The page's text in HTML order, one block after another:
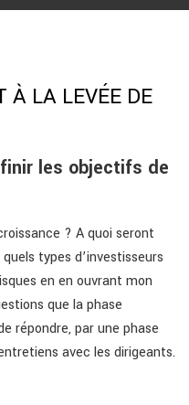
À LA LEVÉE DE
les objectifs de
? A quoi seront
types d’investisseurs
en en ouvrant mon
que la phase
répondre, par une phase
avec les dirigeants.